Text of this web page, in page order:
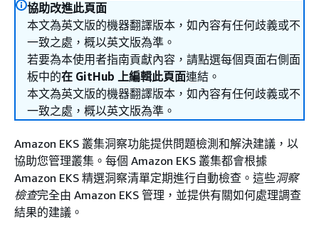
協助改進此頁面
本文為英文版的機器翻譯版本，如內容有任何歧義或不
一致之處，概以英文版為準。
若要為本使用者指南貢獻內容，請點選每個頁面右側面
板中的在 GitHub 上編輯此頁面連結。
本文為英文版的機器翻譯版本，如內容有任何歧義或不
一致之處，概以英文版為準。
Amazon EKS 叢集洞察功能提供問題檢測和解決建議，以
協助您管理叢集。每個 Amazon EKS 叢集都會根據
Amazon EKS 精選洞察清單定期進行自動檢查。這些洞察
檢查完全由 Amazon EKS 管理，並提供有關如何處理調查
結果的建議。